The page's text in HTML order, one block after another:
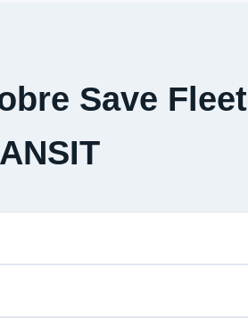
Save Fleet